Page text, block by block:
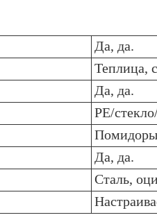
Да, да.
Теплица,
Да, да.
PE/
Да, да.
Сталь,